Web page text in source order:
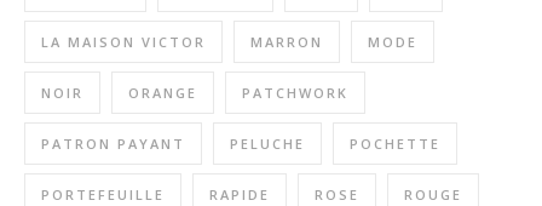
LA MAISON VICTOR MARRON MODE
NOIR ORANGE PATCHWORK
PATRON PAYANT PELUCHE POCHETTE
PORTEFEUILLE RAPIDE ROSE ROUGE